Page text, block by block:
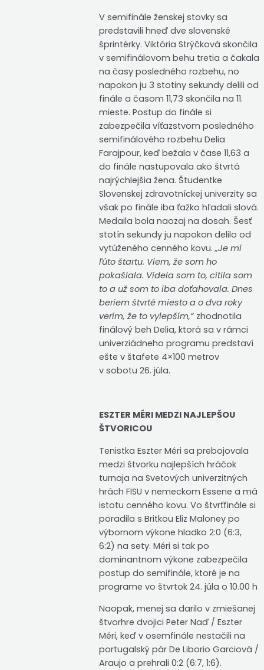
V semifinále ženskej stovky sa
predstavili hneď dve slovenské
šprintérky. Viktória Strýčková skončila
v semifinálovom behu tretia a čakala
na časy posledného rozbehu, no
napokon ju 3 stotiny sekundy delili od
finále a časom 11,73 skončila na 11.
mieste. Postup do finále si
zabezpečila víťazstvom posledného
semifinálového rozbehu Delia
Farajpour, keď bežala v čase 11,63 a
do finále nastupovala ako štvrtá
najrýchlejšia žena. Študentke
Slovenskej zdravotníckej univerzity sa
však po finále iba ťažko hľadali slová.
Medaila bola naozaj na dosah. Šesť
stotín sekundy ju napokon delilo od
vytúženého cenného kovu.„Je mi
ľúto štartu. Viem, že som ho
pokašlala. Videla som to, cítila som
to a už som to iba doťahovala. Dnes
beriem štvrté miesto a o dva roky
verím, že to vylepším,“ zhodnotila
finálový beh Delia, ktorá sa v rámci
univerziádneho programu predstaví
ešte v štafete 4×100 metrov
v sobotu 26. júla.
ESZTER MÉRI MEDZI NAJLEPŠOU
ŠTVORICOU
Tenistka Eszter Méri sa prebojovala
medzi štvorku najlepších hráčok
turnaja na Svetových univerzitných
hrách FISU v nemeckom Essene a má
istotu cenného kovu. Vo štvrťfinále si
poradila s Britkou Eliz Maloney po
výbornom výkone hladko 2:0 (6:3,
6:2) na sety. Méri si tak po
dominantnom výkone zabezpečila
postup do semifinále, ktoré je na
programe vo štvrtok 24. júla o 10.00 h
Naopak, menej sa darilo v zmiešanej
štvorhre dvojici Peter Naď / Eszter
Méri, keď v osemfinále nestačili na
portugalský pár De Liborio Garciová /
Araujo a prehrali 0:2 (6:7, 1:6).